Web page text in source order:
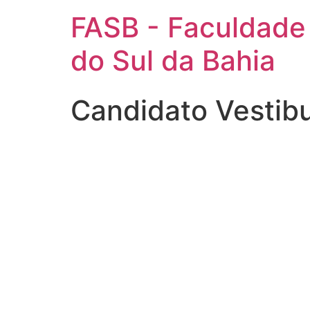
FASB - Faculdade
do Sul da Bahia
Candidato